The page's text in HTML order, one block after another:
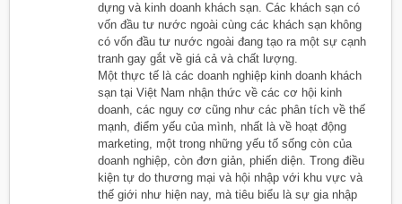
dựng và kinh doanh khách sạn. Các khách sạn có
vốn đầu tư nước ngoài cùng các khách sạn không
có vốn đầu tư nước ngoài đang tạo ra một sự cạnh
tranh gay gắt về giá cả và chất lượng.
Một thực tế là các doanh nghiệp kinh doanh khách
sạn tại Việt Nam nhận thức về các cơ hội kinh
doanh, các nguy cơ cũng như các phân tích về thế
mạnh, điểm yếu của mình, nhất là về hoạt động
marketing, một trong những yếu tố sống còn của
doanh nghiệp, còn đơn giản, phiến diện. Trong điều
kiện tự do thương mại và hội nhập với khu vực và
thế giới như hiện nay, mà tiêu biểu là sự gia nhập